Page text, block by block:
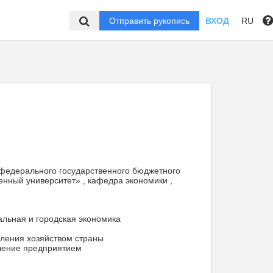
Отправить рукопись ВХОД RU
государственного бюджетного
университет» , кафедра экономики ,
и городская экономика
хозяйством страны
предприятием